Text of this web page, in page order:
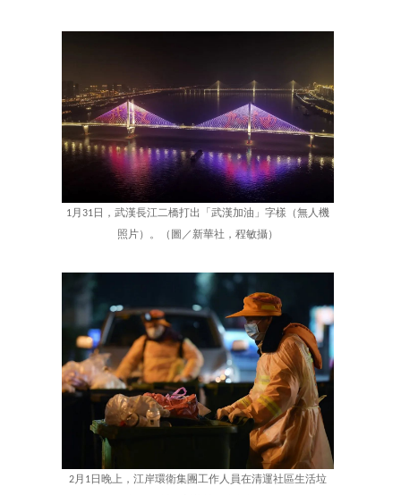
1月31日，武漢長江二橋打出「武漢加油」字樣（無人機
照片）。（圖／新華社，程敏攝）
2月1日晚上，江岸環衛集團工作人員在清運社區生活垃